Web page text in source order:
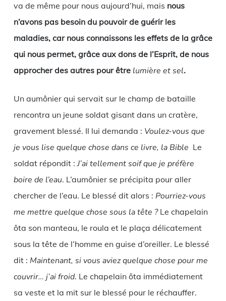
va de même pour nous aujourd’hui, mais nous
n’avons pas besoin du pouvoir de guérir les
maladies, car nous connaissons les effets de la grâce
qui nous permet, grâce aux dons de l’Esprit, de nous
approcher des autres pour être lumière et sel.
Un aumônier qui servait sur le champ de bataille
rencontra un jeune soldat gisant dans un cratère,
gravement blessé. Il lui demanda : Voulez-vous que
je vous lise quelque chose dans ce livre, la Bible Le
soldat répondit :J’ai tellement soif que je préfère
boire de l’eau. L’aumônier se précipita pour aller
chercher de l’eau. Le blessé dit alors : Pourriez-vous
me mettre quelque chose sous la tête ?Le chapelain
ôta son manteau, le roula et le plaça délicatement
sous la tête de l’homme en guise d’oreiller. Le blessé
dit : Maintenant, si vous aviez quelque chose pour me
couvrir… j’ai froid. Le chapelain ôta immédiatement
sa veste et la mit sur le blessé pour le réchauffer.